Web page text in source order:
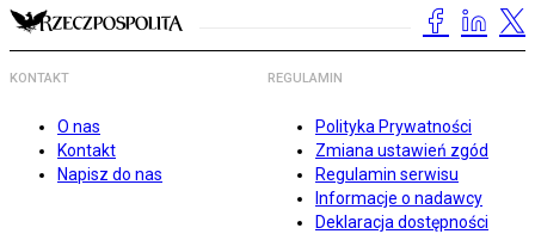
KONTAKT
O nas
Kontakt
Napisz do nas
REGULAMIN
Polityka Prywatności
Zmiana ustawień zgód
Regulamin serwisu
Informacje o nadawcy
Deklaracja dostępności